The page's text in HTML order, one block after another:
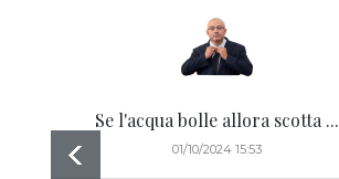
Se l'acqua bolle allora scotta ...
01/10/2024 15:53